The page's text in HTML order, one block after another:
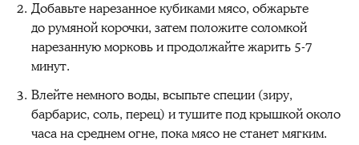
Добавьте нарезанное кубиками мясо, обжарьте
до румяной корочки, затем положите соломкой
нарезанную морковь и продолжайте жарить 5-7
минут.
Влейте немного воды, всыпьте специи (зиру,
барбарис, соль, перец) и тушите под крышкой около
часа на среднем огне, пока мясо не станет мягким.